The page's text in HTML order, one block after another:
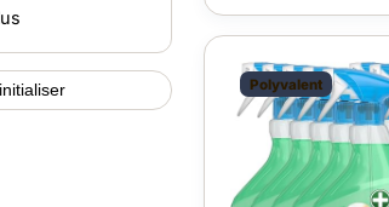
Polyvalent